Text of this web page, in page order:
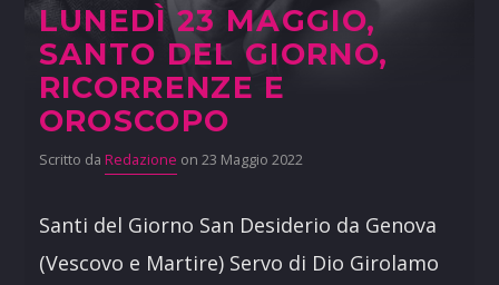
LUNEDÌ 23 MAGGIO,
SANTO DEL GIORNO,
RICORRENZE E
OROSCOPO
Scritto da Redazione on 23 Maggio 2022
Santi del Giorno San Desiderio da Genova
(Vescovo e Martire) Servo di Dio Girolamo